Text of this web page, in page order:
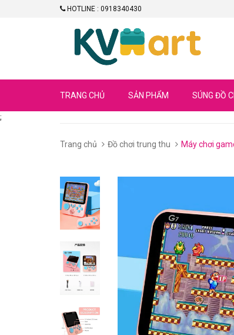
HOTLINE : 0918340430
TRANG CHỦ SẢN PHẨM SÚNG ĐỒ
;
Trang chủ Đồ chơi trung thu Máy chơi